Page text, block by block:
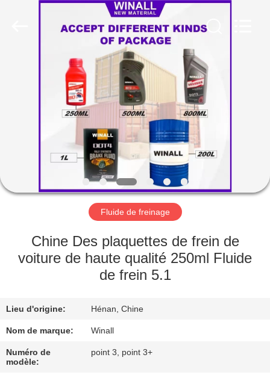
APERÇU
PRODUITS
PROPOS
DE
NOUS
VISITE
D'USINE
DE
LA
QUALITÉ
Fluide de freinage
Chine Des plaquettes de frein de
voiture de haute qualité 250ml Fluide
de frein 5.1
Lieu d'origine: Hénan, Chine
Nom de marque: Winall
Numéro de
modèle:
point 3, point 3+